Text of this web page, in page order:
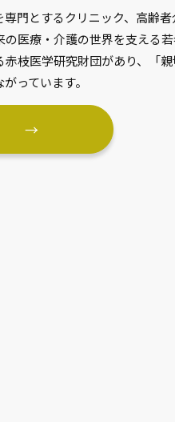
門とするクリニック、高齢者
医療・介護の世界を支える
枝医学研究財団があり、「親
っています。
る →